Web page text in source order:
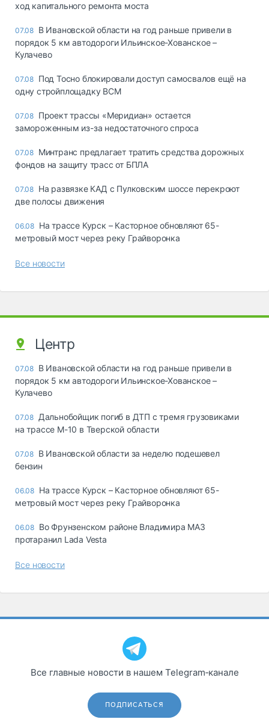
ход капитального ремонта моста
07.08 В Ивановской области на год раньше привели в
порядок 5 км автодороги Ильинское-Хованское –
Кулачево
07.08 Под Тосно блокировали доступ самосвалов ещё на
одну стройплощадку ВСМ
07.08 Проект трассы «Меридиан» остается
замороженным из-за недостаточного спроса
07.08 Минтранс предлагает тратить средства дорожных
фондов на защиту трасс от БПЛА
07.08 На развязке КАД с Пулковским шоссе перекроют
две полосы движения
06.08 На трассе Курск – Касторное обновляют 65-
метровый мост через реку Грайворонка
Все новости
Центр
07.08 В Ивановской области на год раньше привели в
порядок 5 км автодороги Ильинское-Хованское –
Кулачево
07.08 Дальнобойщик погиб в ДТП с тремя грузовиками
на трассе М-10 в Тверской области
07.08 В Ивановской области за неделю подешевел
бензин
06.08 На трассе Курск – Касторное обновляют 65-
метровый мост через реку Грайворонка
06.08 Во Фрунзенском районе Владимира МАЗ
протаранил Lada Vesta
Все новости
Все главные новости в нашем Telegram‑канале
ПОДПИСАТЬСЯ